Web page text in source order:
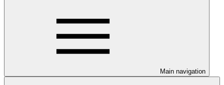
Main navigation